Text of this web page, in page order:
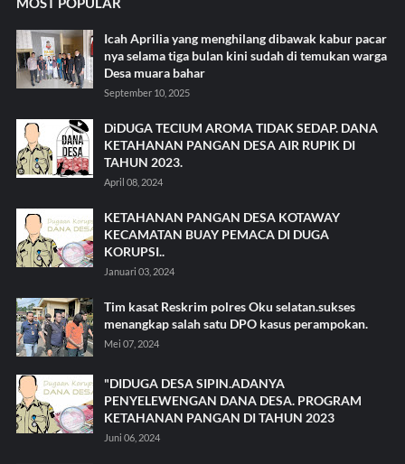
Icah Aprilia yang menghilang dibawak kabur pacar
nya selama tiga bulan kini sudah di temukan warga
Desa muara bahar
September 10, 2025
DiDUGA TECIUM AROMA TIDAK SEDAP. DANA
KETAHANAN PANGAN DESA AIR RUPIK DI
TAHUN 2023.
April 08, 2024
KETAHANAN PANGAN DESA KOTAWAY
KECAMATAN BUAY PEMACA DI DUGA
KORUPSI..
Januari 03, 2024
Tim kasat Reskrim polres Oku selatan.sukses
menangkap salah satu DPO kasus perampokan.
Mei 07, 2024
"DIDUGA DESA SIPIN.ADANYA
PENYELEWENGAN DANA DESA. PROGRAM
KETAHANAN PANGAN DI TAHUN 2023
Juni 06, 2024